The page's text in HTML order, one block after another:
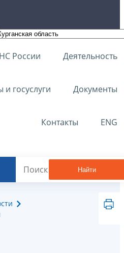
России Деятельность
и госуслуги Документы
Контакты ENG
Найти